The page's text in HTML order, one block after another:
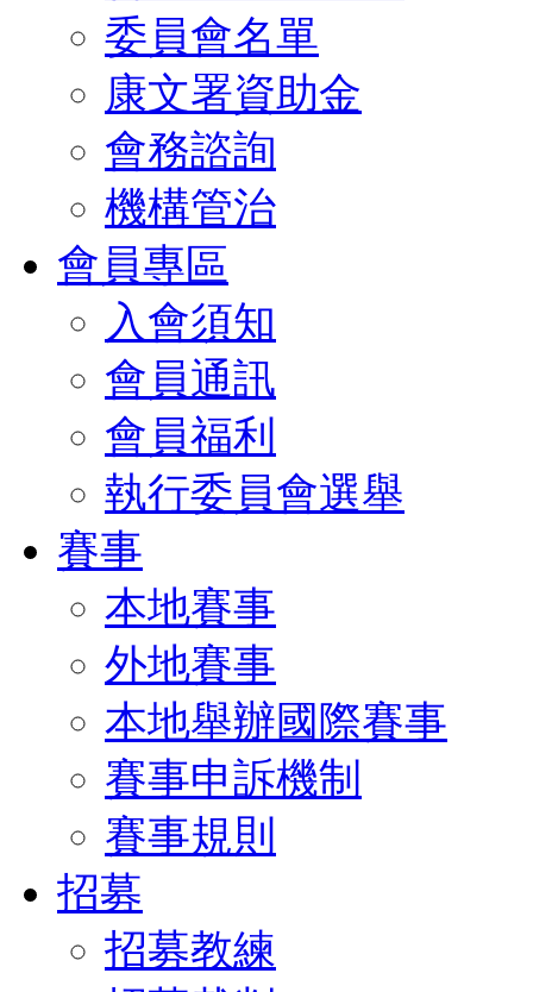
委員會名單
康文署資助金
會務諮詢
機構管治
會員專區
入會須知
會員通訊
會員福利
執行委員會選舉
賽事
本地賽事
外地賽事
本地舉辦國際賽事
賽事申訴機制
賽事規則
招募
招募教練